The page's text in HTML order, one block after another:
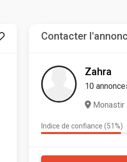
Contacter
Zahra
10
Monastir
Indice de confiance (51%)